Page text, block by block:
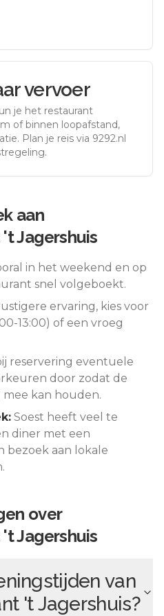
vervoer
je het restaurant
of binnen loopafstand,
Plan je reis via 9292.nl
aan
Jagershuis
in het weekend en op
snel volgeboekt.
ervaring, kies voor
13:00) of een vroeg
reservering eventuele
door zodat de
kan houden.
Soest heeft veel te
diner met een
bezoek aan lokale
over
Jagershuis
van
't Jagershuis?